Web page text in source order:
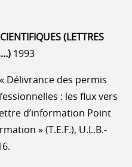
(LETTRES
1993
Délivrance des permis
: les flux vers
d’information Point
» (T.E.F.), U.L.B.-